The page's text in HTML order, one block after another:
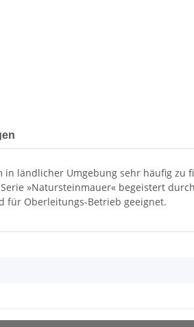
ländlicher Umgebung sehr häufig zu
»Natursteinmauer« begeistert
für Oberleitungs-Betrieb geeignet.